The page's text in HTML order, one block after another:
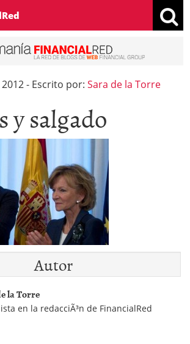
- Escrito por: Sara de la Torre
y salgado
Autor
la Torre
en la redacciÃ³n de FinancialRed